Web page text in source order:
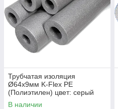
Трубчатая изоляция
Ø64х9мм K-Flex PE
(Полиэтилен) цвет: серый
В наличии